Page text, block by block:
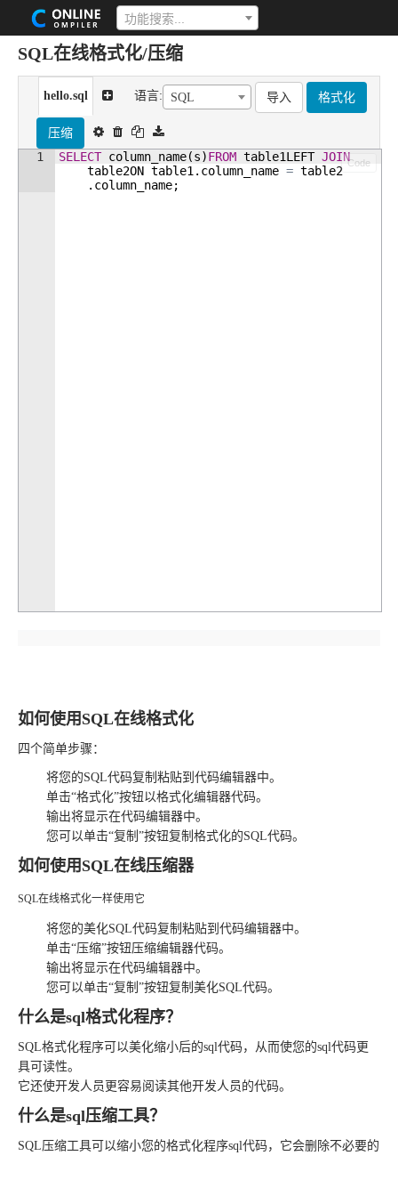
功能搜索...
SQL在线格式化/压缩
hello.sql 语言: SQL 导入 格式化
压缩
Code
1 SELECT column_name(s)FROM table1LEFT JOIN
table2ON table1 . column_name = table2
. column_name;
如何使用SQL在线格式化
四个简单步骤：
将您的SQL代码复制粘贴到代码编辑器中。
单击“格式化”按钮以格式化编辑器代码。
输出将显示在代码编辑器中。
您可以单击“复制”按钮复制格式化的SQL代码。
如何使用SQL在线压缩器
SQL在线格式化一样使用它
将您的美化SQL代码复制粘贴到代码编辑器中。
单击“压缩”按钮压缩编辑器代码。
输出将显示在代码编辑器中。
您可以单击“复制”按钮复制 美化SQL代码。
什么是sql格式化程序？
SQL格式化程序可以美化缩小后的sql代码，从而使您的sql代码更
具可读性。
它还使开发人员更容易阅读其他开发人员的代码。
什么是sql压缩工具？
SQL压缩工具可以缩小您的格式化程序sql代码，它会删除不必要的